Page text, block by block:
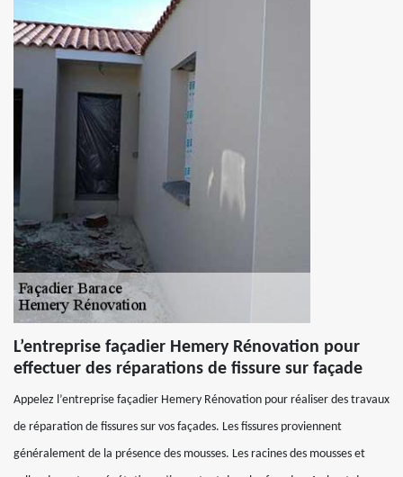
L’entreprise façadier Hemery Rénovation pour
effectuer des réparations de fissure sur façade
Appelez l’entreprise façadier Hemery Rénovation pour réaliser des travaux
de réparation de fissures sur vos façades. Les fissures proviennent
généralement de la présence des mousses. Les racines des mousses et